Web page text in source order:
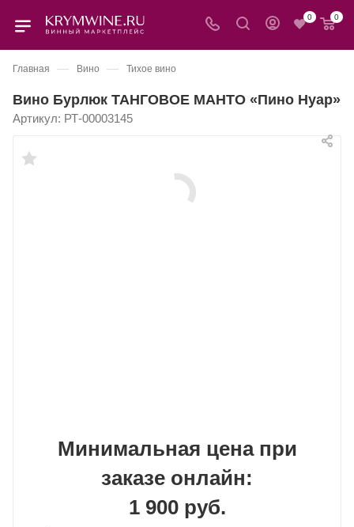
0 0
Главная — Вино — Тихое вино
Вино Бурлюк ТАНГОВОЕ МАНТО «Пино Нуар»
Артикул: РТ-00003145
Минимальная цена при
заказе онлайн:
1 900 руб.